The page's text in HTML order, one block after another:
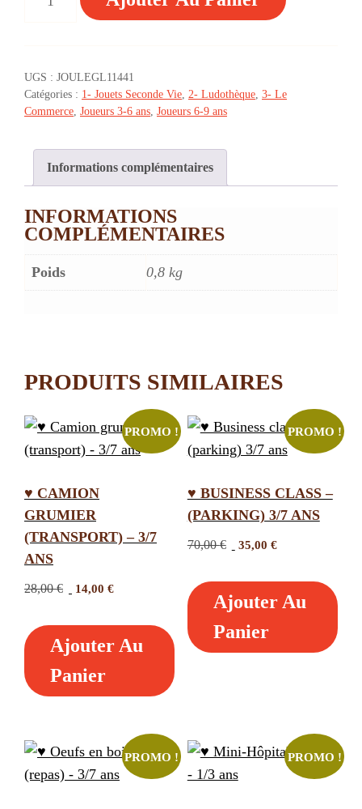
SURGELÉS
(ALIMENTS)
-
ANS
UGS : JOULEGL11441
Catégories : 1- Jouets Seconde Vie 2- Ludothèque 3- Le
Commerce Joueurs 3-6 ans Joueurs 6-9 ans
Informations complémentaires
INFORMATIONS
COMPLÉMENTAIRES
Poids 0,8 kg
PRODUITS SIMILAIRES
PROMO !
♥ CAMION
GRUMIER
(TRANSPORT) – 3/7
ANS
28,00€
Le
initial
était :
14,00 €
actuel
est :
Ajouter Au
Panier
PROMO !
♥ BUSINESS CLASS –
(PARKING) 3/7 ANS
70,00€
Le
initial
était :
35,00 €
actuel
est :
Ajouter Au
Panier
PROMO ! PROMO !